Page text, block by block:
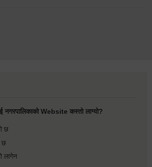
नगरपालिकाको Website कस्तो लाग्यो?
छ
छ
लागेन